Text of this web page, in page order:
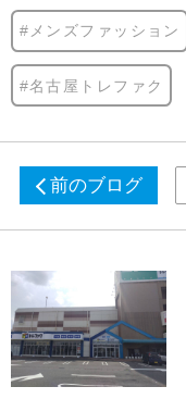
#メンズファッション
#名古屋トレファク
前のブログ